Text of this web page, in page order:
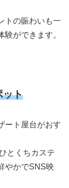
トの賑わいも一
ができます。
ット
ート屋台がおす
とくちカステ
やかでSNS映